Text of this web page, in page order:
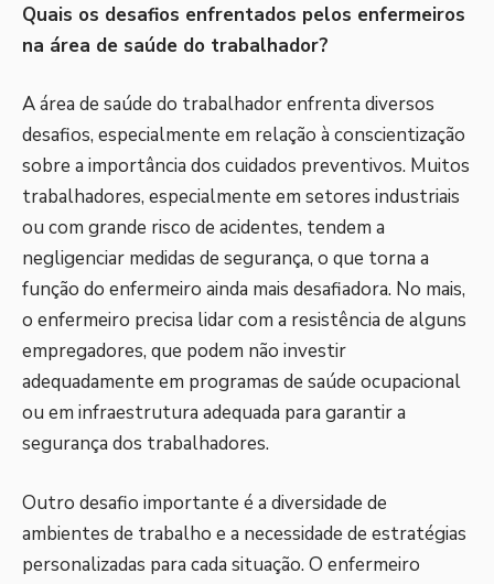
Quais os desafios enfrentados pelos enfermeiros
na área de saúde do trabalhador?
A área de saúde do trabalhador enfrenta diversos
desafios, especialmente em relação à conscientização
sobre a importância dos cuidados preventivos. Muitos
trabalhadores, especialmente em setores industriais
ou com grande risco de acidentes, tendem a
negligenciar medidas de segurança, o que torna a
função do enfermeiro ainda mais desafiadora. No mais,
o enfermeiro precisa lidar com a resistência de alguns
empregadores, que podem não investir
adequadamente em programas de saúde ocupacional
ou em infraestrutura adequada para garantir a
segurança dos trabalhadores.
Outro desafio importante é a diversidade de
ambientes de trabalho e a necessidade de estratégias
personalizadas para cada situação. O enfermeiro